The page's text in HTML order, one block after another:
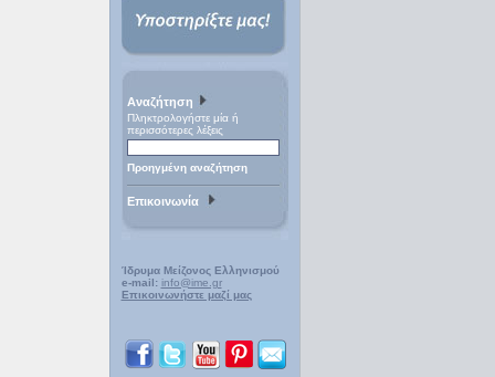
Αναζήτηση
Πληκτρολογήστε μία ή
περισσότερες λέξεις
Προηγμένη αναζήτηση
Επικοινωνία
Ίδρυμα Μείζονος Ελληνισμού
e-mail: info@ime.gr
Επικοινωνήστε μαζί μας